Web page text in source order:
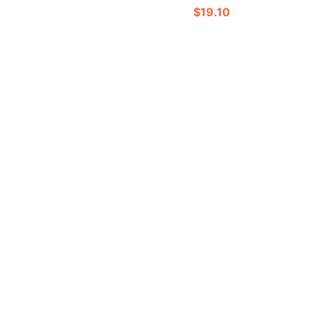
$19.10